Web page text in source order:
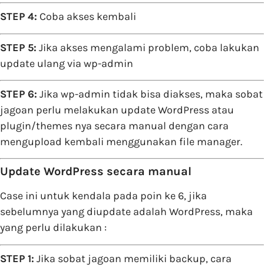
STEP 4: Coba akses kembali
STEP 5: Jika akses mengalami problem, coba lakukan
update ulang via wp-admin
STEP 6: Jika wp-admin tidak bisa diakses, maka sobat
jagoan perlu melakukan update WordPress atau
plugin/themes nya secara manual dengan cara
mengupload kembali menggunakan file manager.
Update WordPress secara manual
Case ini untuk kendala pada poin ke 6, jika
sebelumnya yang diupdate adalah WordPress, maka
yang perlu dilakukan :
STEP 1: Jika sobat jagoan memiliki backup, cara